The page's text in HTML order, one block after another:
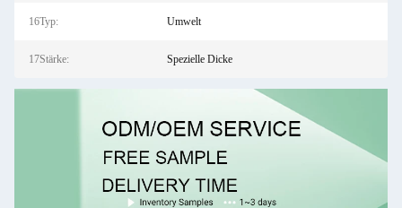
16Typ: Umwelt
17Stärke: Spezielle Dicke